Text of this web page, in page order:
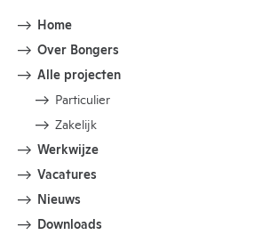
Home
Over Bongers
Alle projecten
Particulier
Zakelijk
Werkwijze
Vacatures
Nieuws
Downloads